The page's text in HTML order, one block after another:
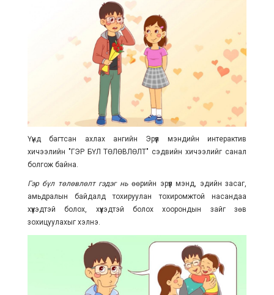
Үүнд багтсан ахлах ангийн Эрүүл мэндийн интерактив
хичээлийн "ГЭР БҮЛ ТӨЛӨВЛӨЛТ" сэдвийн хичээлийг санал
болгож байна.
Гэр бүл төлөвлөлт гэдэг ньөөрийн эрүүл мэнд, эдийн засаг,
амьдралын байдалд тохируулан тохиромжтой насандаа
хүүхэдтэй болох, хүүхэдтэй болох хоорондын зайг зөв
зохицуулахыг хэлнэ.